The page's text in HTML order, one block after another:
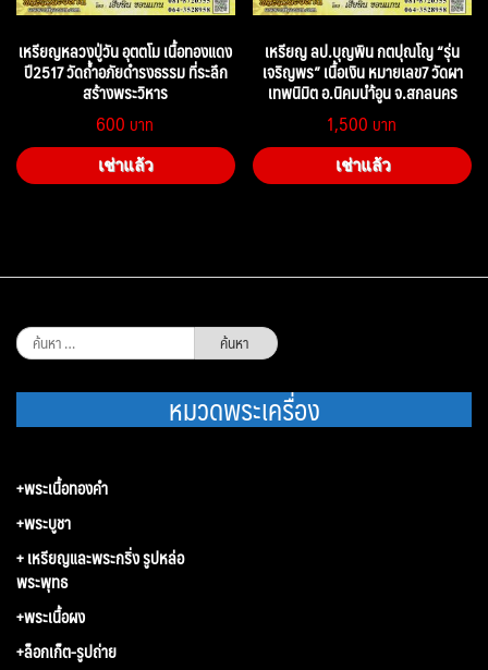
เหรียญหลวงปู่วัน อุตตโม เนื้อทองแดง
ปี2517 วัดถ้ำอภัยดำรงธรรม ที่ระลึก
สร้างพระวิหาร
600
เช่าแล้ว
เหรียญ ลป.บุญพิน กตปุณโญ “รุ่น
เจริญพร” เนื้อเงิน หมายเลข7 วัดผา
เทพนิมิต อ.นิคมนำ้อูน จ.สกลนคร
1,500
เช่าแล้ว
ค้นหา
สำหรับ:
หมวดพระเครื่อง
+พระเนื้อทองคำ
+พระบูชา
+ เหรียญและพระกริ่ง รูปหล่อ
พระพุทธ
+พระเนื้อผง
+ล็อกเก็ต-รูปถ่าย